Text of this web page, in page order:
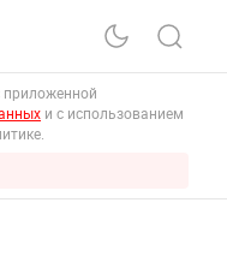
приложенной
и с использованием